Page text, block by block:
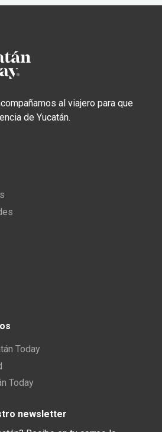
al viajero para que
de Yucatán.
Today
Today
newsletter